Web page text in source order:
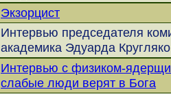
Экзорцист
Интервью председателя
академика Эдуарда
Интервью с физиком-
слабые люди верят в Бога